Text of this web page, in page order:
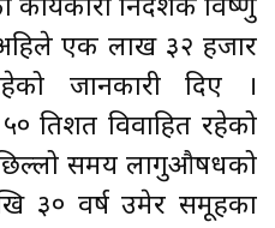
कार्यकारी निर्देशक विष्णु
एक लाख ३२ हजार
जानकारी दिए ।
प्रतिशत विवाहित रहेको
समय लागुऔषधको
३० वर्ष उमेर समूहका